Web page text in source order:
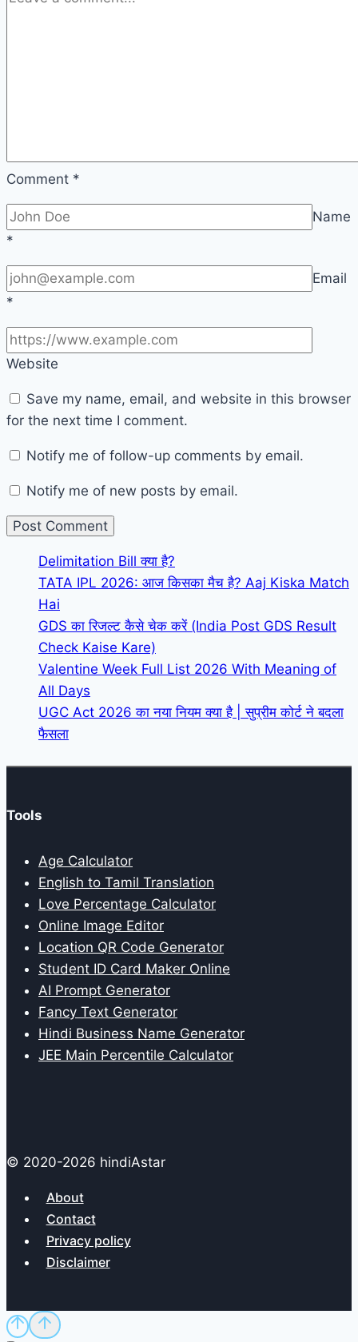
Comment *
Name
*
Email
*
Website
Save my name, email, and website in this browser
for the next time I comment.
Notify me of follow-up comments by email.
Notify me of new posts by email.
Delimitation Bill क्या है?
TATA IPL 2026: आज किसका मैच है? Aaj Kiska Match
Hai
GDS का रिजल्ट कैसे चेक करें (India Post GDS Result
Check Kaise Kare)
Valentine Week Full List 2026 With Meaning of
All Days
UGC Act 2026 का नया नियम क्या है | सुप्रीम कोर्ट ने बदला
फैसला
Tools
Age Calculator
English to Tamil Translation
Love Percentage Calculator
Online Image Editor
Location QR Code Generator
Student ID Card Maker Online
AI Prompt Generator
Fancy Text Generator
Hindi Business Name Generator
JEE Main Percentile Calculator
© 2020-2026 hindiAstar
About
Contact
Privacy policy
Disclaimer